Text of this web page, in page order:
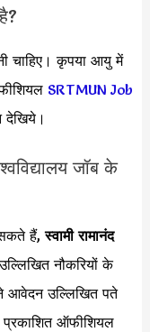
चाहिए। कृपया आयु में
SRTMUN Job
देखिये।
जॉब के
हैं,स्वामी रामानंद
नौकरियों के
आवेदन उल्लिखित पते
ऑफीशियल